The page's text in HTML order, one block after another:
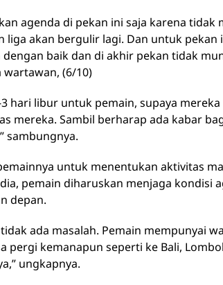
agenda di pekan ini saja karena
liga akan bergulir lagi. Dan untuk pekan
baik dan di akhir pekan tidak
wartawan, (6/10)
3 hari libur untuk pemain, supaya
mereka. Sambil berharap ada kabar
sambungnya.
untuk menentukan aktivitas
pemain diharuskan menjaga kondisi
depan.
ada masalah. Pemain mempunyai
pergi kemanapun seperti ke Bali,
ungkapnya.